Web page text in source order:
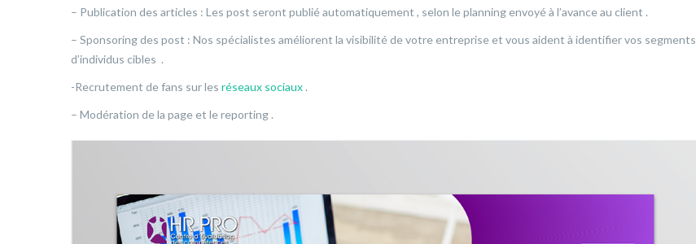
– Publication des articles : Les post seront publié automatiquement , selon le planning envoyé à l’avance au client .
– Sponsoring des post : Nos spécialistes améliorent la visibilité de votre entreprise et vous aident à identifier vos segments
d’individus cibles .
-Recrutement de fans sur les réseaux sociaux .
– Modération de la page et le reporting .